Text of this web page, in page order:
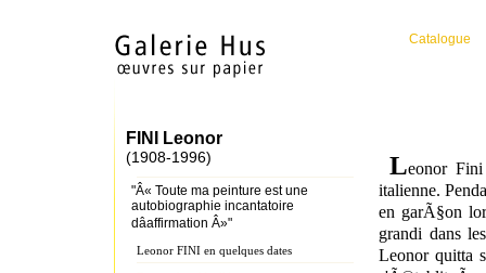
Catalogue
FINI Leonor
(1908-1996)
"Â« Toute ma peinture est une
autobiographie incantatoire
dâaffirmation Â»"
Leonor FINI en quelques dates
Leonor
italienne.
en garÃ§on
grandi dans
Leonor quitta